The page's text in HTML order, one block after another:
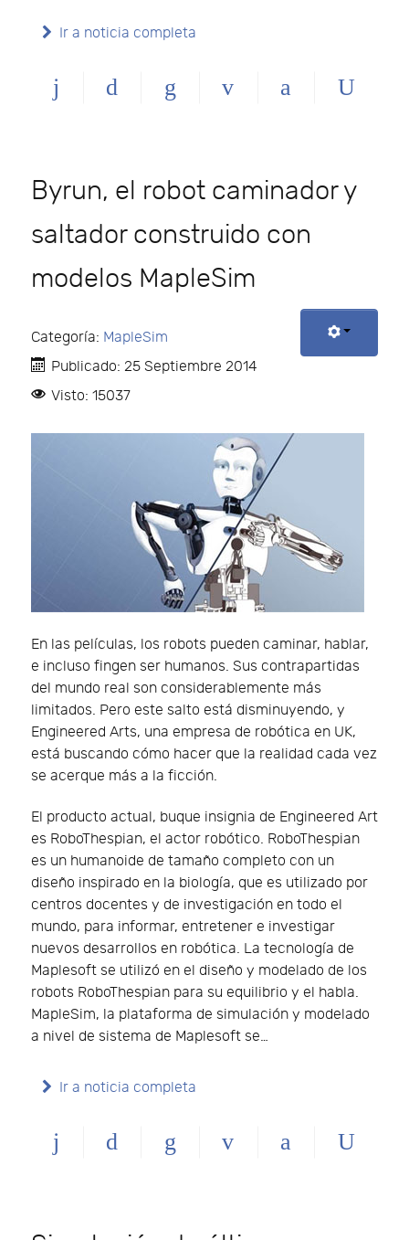
Ir a noticia completa
Byrun, el robot caminador y
saltador construido con
modelos MapleSim
Categoría: MapleSim
Publicado: 25 Septiembre 2014
Visto: 15037
En las películas, los robots pueden caminar, hablar,
e incluso fingen ser humanos. Sus contrapartidas
del mundo real son considerablemente más
limitados. Pero este salto está disminuyendo, y
Engineered Arts, una empresa de robótica en UK,
está buscando cómo hacer que la realidad cada vez
se acerque más a la ficción.
El producto actual, buque insignia de Engineered Art
es RoboThespian, el actor robótico. RoboThespian
es un humanoide de tamaño completo con un
diseño inspirado en la biología, que es utilizado por
centros docentes y de investigación en todo el
mundo, para informar, entretener e investigar
nuevos desarrollos en robótica. La tecnología de
Maplesoft se utilizó en el diseño y modelado de los
robots RoboThespian para su equilibrio y el habla.
MapleSim, la plataforma de simulación y modelado
a nivel de sistema de Maplesoft se…
Ir a noticia completa